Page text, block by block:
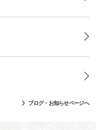
ブログ・お知らせページへ